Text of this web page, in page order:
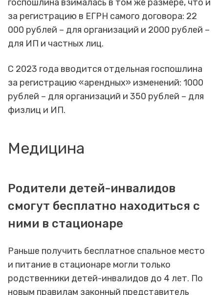
госпошлина взималась в том же размере, что и
за регистрацию в ЕГРН самого договора: 22
000 рублей – для организаций и 2000 рублей –
для ИП и частных лиц.
С 2023 года вводится отдельная госпошлина
за регистрацию «арендных» изменений: 1000
рублей – для организаций и 350 рублей – для
физлиц и ИП.
Медицина
Родители детей-инвалидов
смогут бесплатно находиться с
ними в стационаре
Раньше получить бесплатное спальное место
и питание в стационаре могли только
родственники детей-инвалидов до 4 лет. По
новым правилам законный представитель